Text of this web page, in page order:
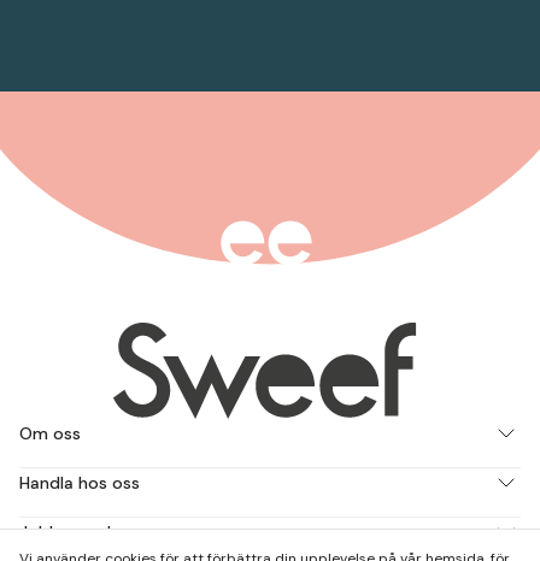
Om oss
Handla hos oss
Jobba med oss